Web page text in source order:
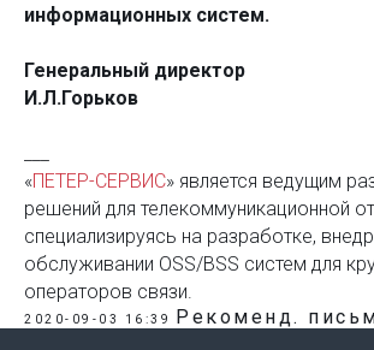
информационных систем.
Генеральный директор
И.Л.Горьков
«ПЕТЕР-СЕРВИС» является ведущим
решений для телекоммуникационной
специализируясь на разработке,
обслуживании OSS/BSS систем для
операторов связи.
2020-09-03 16:39 Рекоменд.